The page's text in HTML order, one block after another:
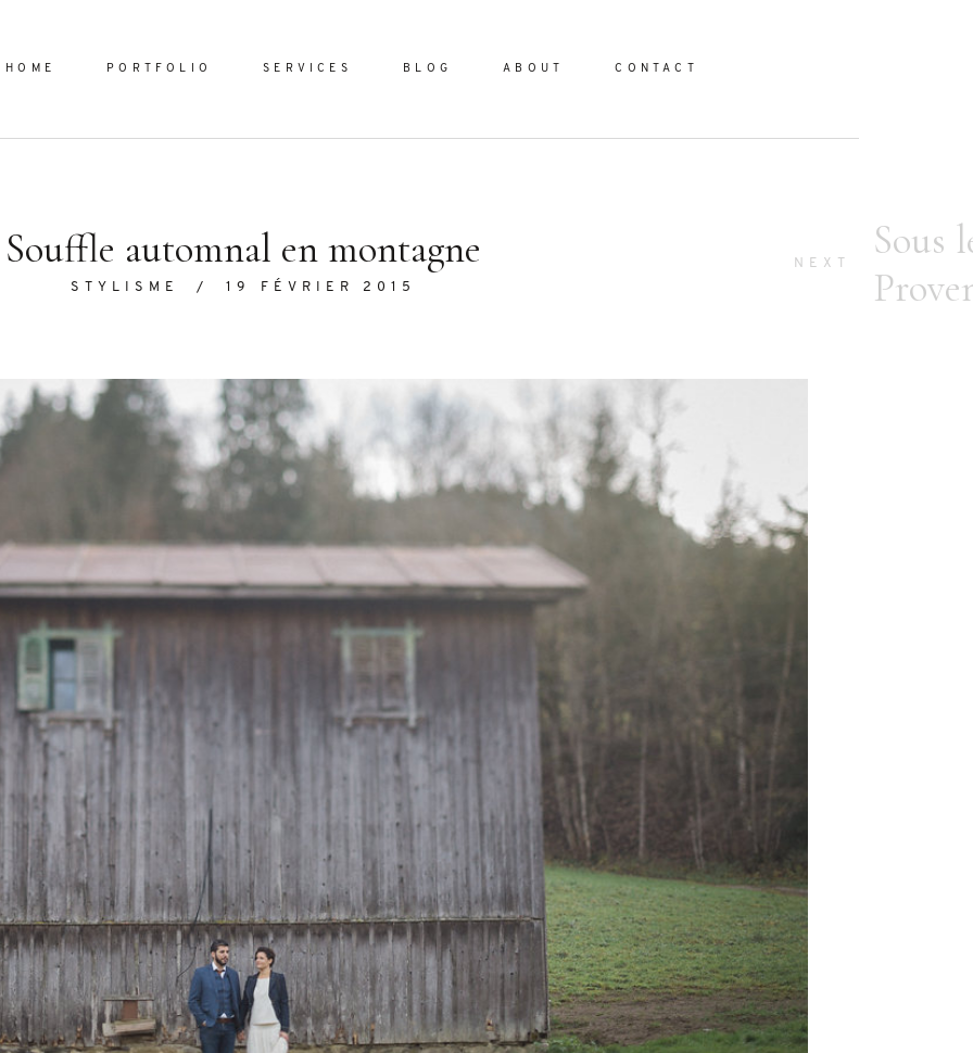
HOME PORTFOLIO SERVICES BLOG ABOUT CONTACT
Souffle automnal en montagne
STYLISME / 19 FÉVRIER 2015
NEXT
Sous
sed
nulla
mollis
Portfolio
Blog
About
Contact
FOLLOW ME